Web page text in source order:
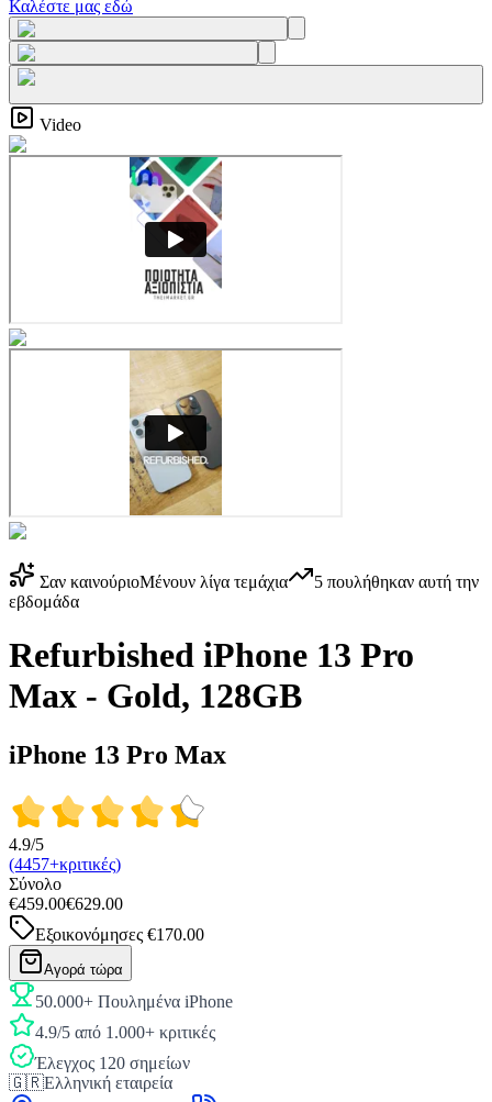
Καλέστε μας εδώ
Video
Σαν καινούριοΜένουν λίγα τεμάχια 5 πουλήθηκαν αυτή την
εβδομάδα
Refurbished iPhone 13 Pro
Max - Gold, 128GB
iPhone 13 Pro Max
4.9/5
(4457+κριτικές)
Σύνολο
€459.00€629.00
Εξοικονόμησες €170.00
Αγορά τώρα
50.000+ Πουλημένα iPhone
4.9/5 από 1.000+ κριτικές
Έλεγχος 120 σημείων
🇬🇷Ελληνική εταιρεία